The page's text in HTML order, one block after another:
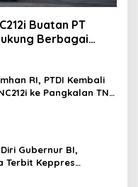
Buatan PT
Berbagai
RI, PTDI Kembali
ke Pangkalan TNI
Gubernur BI,
Terbit Keppres
Hormat